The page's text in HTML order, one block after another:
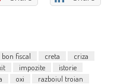
bon fiscal creta
criza
impozite
istorie
oxi
razboiul troian